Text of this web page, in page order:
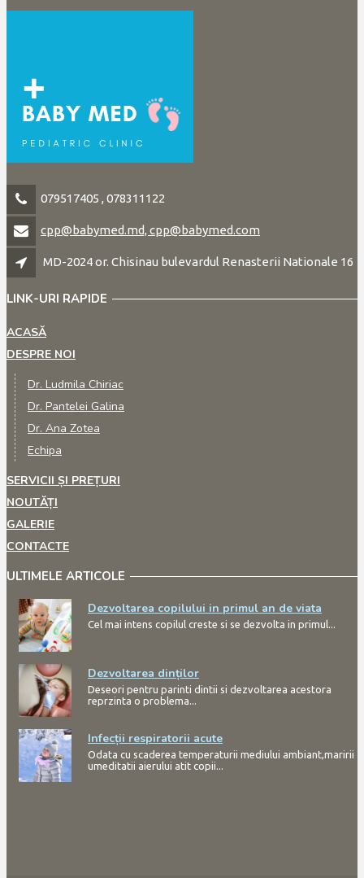
079517405 , 078311122
cpp@babymed.md, cpp@babymed.com
MD-2024 or. Chisinau bulevardul Renasterii Nationale 16
LINK-URI RAPIDE
ACASĂ
DESPRE NOI
Dr. Ludmila Chiriac
Dr. Pantelei Galina
Dr. Ana Zotea
Echipa
SERVICII ȘI PREȚURI
NOUTĂȚI
GALERIE
CONTACTE
ULTIMELE ARTICOLE
Dezvoltarea copilului in primul an de viata
Cel mai intens copilul creste si se dezvolta in primul...
Dezvoltarea dinților
Deseori pentru parinti dintii si dezvoltarea acestora
reprzinta o problema...
Infecții respiratorii acute
Odata cu scaderea temperaturii mediului ambiant,maririi
umeditatii aierului atit copii...